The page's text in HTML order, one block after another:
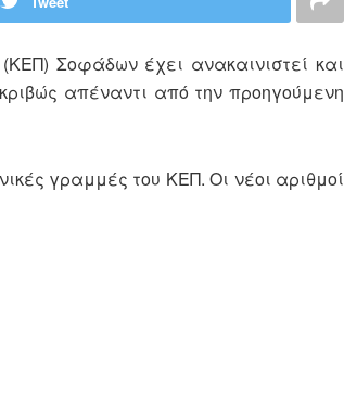
Σοφάδων έχει ανακαινιστεί και
απέναντι από την προηγούμενη
γραμμές του ΚΕΠ. Οι νέοι αριθμοί